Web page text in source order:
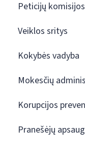
Peticijų
Veiklos sritys
Kokybės vadyba
Mokesčių
Korupcijos
Pranešėjų